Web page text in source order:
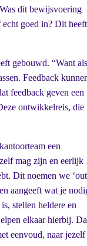
dit bewijsvoering
goed in? Dit heeft
gebouwd. “Want als
Feedback
feedback geven een
ontwikkelreis, die
een
mag zijn en eerlijk
Dit noemen we ‘out
aangeeft wat je
stellen heldere en
elkaar hierbij.
eenvoud, naar jezelf